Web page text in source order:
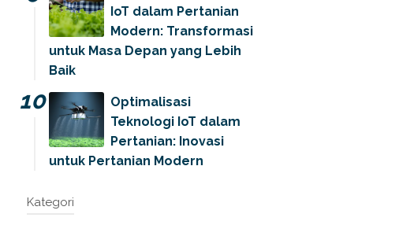
IoT dalam Pertanian
Modern: Transformasi
untuk Masa Depan yang Lebih
Baik
Optimalisasi
Teknologi IoT dalam
Pertanian: Inovasi
untuk Pertanian Modern
Kategori